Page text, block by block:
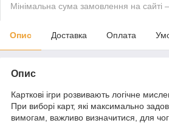
Мінімальна сума замовлення на сайті
Опис Доставка Оплата
Опис
Карткові ігри розвивають логічне
При виборі карт, які максимально
вимогам, важливо визначитися, для